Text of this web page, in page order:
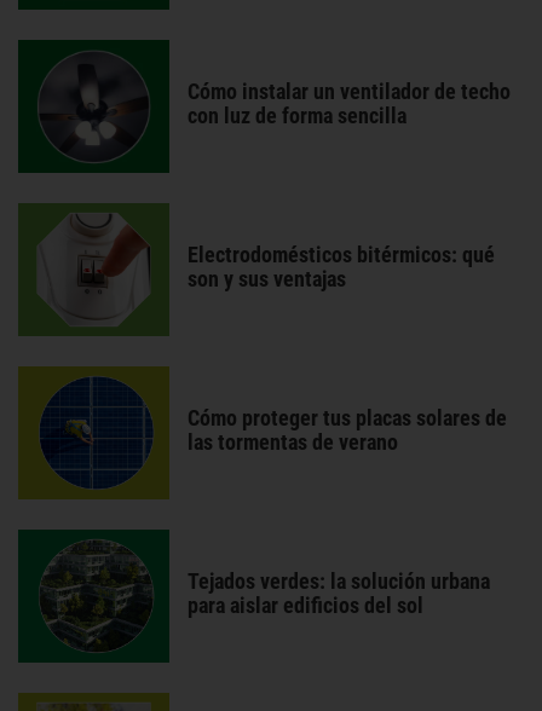
Cómo instalar un ventilador de techo
con luz de forma sencilla
Electrodomésticos bitérmicos: qué
son y sus ventajas
Cómo proteger tus placas solares de
las tormentas de verano
Tejados verdes: la solución urbana
para aislar edificios del sol